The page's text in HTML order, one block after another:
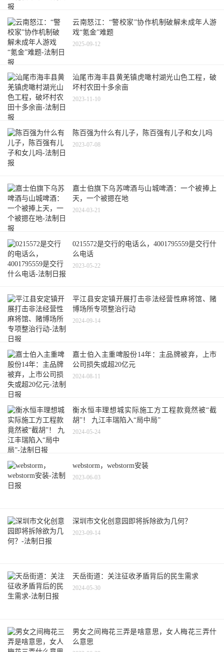
云南怒江：“警校家”协作机制破解未成年人游
戏“氪金”难题
2025-09-12
汕尾市海丰县黄羌镇虎噉村湖光山色工程，破
坏村农田十多余亩
2023-11-10
陈百强为什么有儿子，陈百强有儿子和女儿吗
2023-07-08
嘉士伯旗下乌苏啤酒与山城啤酒：一个被捧上
天，一个被摁在地
2024-03-21
0215572是交行的电话么，4001795559是交行什
么电话
2023-05-22
平江县安定镇开展打击非法经营性麻将馆、赌
博场所专项整治行动
2024-09-14
嘉士伯入主重啤股份14年：主品牌被弃，上市
公司损失或超20亿元
2024-08-11
衡水恒丰理想城实际施工方工程款竟然被“截
胡”！ 九江丰瑞陷入“局中局”
2024-05-24
webstorm，webstorm安装
2023-06-03
深圳市文化创意园即将拆除欲为几何？
2023-09-14
天岳街道：关注征收矛盾背后的民生需求
2024-05-30
男女之间梅花三弄是啥意思，女人梅花三弄什
么意思